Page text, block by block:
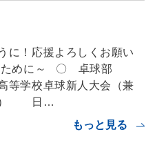
に！応援よろしくお願い
のために～ 〇 卓球部
等学校卓球新人大会（兼
会） 日…
もっと見る